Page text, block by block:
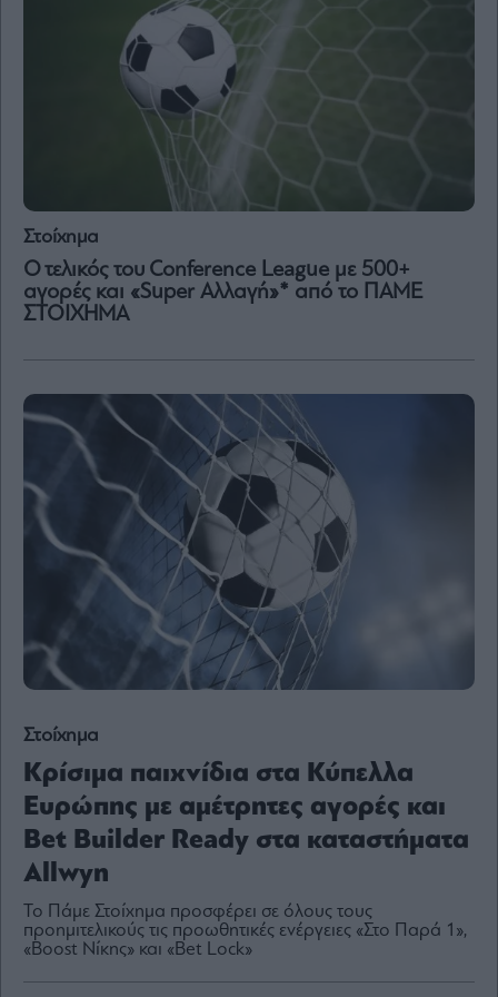
Sell
The
Value
Investor
Crypto
Creative
Content
Branded
Content
Reports
Content
Monocle
Media
Mononews100
Εγγραφείτε
στο
Newsletter
του
mononews.gr
Στοίχημα
O τελικός του Conference League με 500+
αγορές και «Super Aλλαγή»* από το ΠΑΜΕ
ΣΤΟΙΧΗΜΑ
Στοίχημα
Κρίσιμα παιχνίδια στα Κύπελλα
Ευρώπης με αμέτρητες αγορές και
Bet Builder Ready στα καταστήματα
Allwyn
Το Πάμε Στοίχημα προσφέρει σε όλους τους
προημιτελικούς τις προωθητικές ενέργειες «Στο Παρά 1»,
«Βοοst Νίκης» και «Βet Lock»